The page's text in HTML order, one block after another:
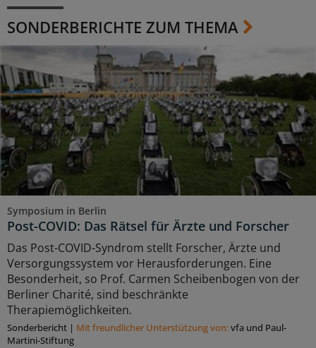
SONDERBERICHTE ZUM THEMA
Symposium in Berlin
Post-COVID: Das Rätsel für Ärzte und Forscher
Das Post-COVID-Syndrom stellt Forscher, Ärzte und
Versorgungssystem vor Herausforderungen. Eine
Besonderheit, so Prof. Carmen Scheibenbogen von der
Berliner Charité, sind beschränkte
Therapiemöglichkeiten.
Sonderbericht | Mit freundlicher Unterstützung von:vfa und Paul-
Martini-Stiftung